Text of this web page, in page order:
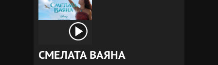
СМЕЛАТА ВАЯНА